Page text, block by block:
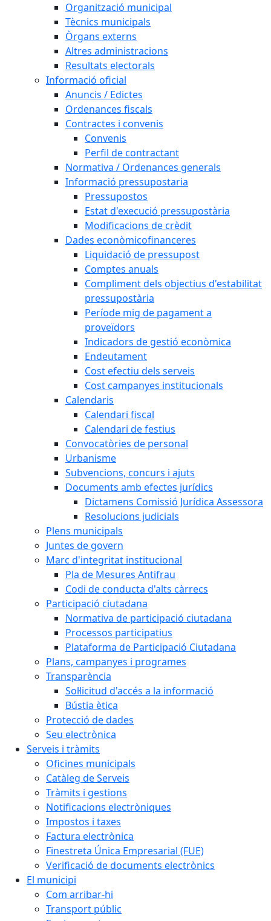
Organització municipal
Tècnics municipals
Òrgans externs
Altres administracions
Resultats electorals
Informació oficial
Anuncis / Edictes
Ordenances fiscals
Contractes i convenis
Convenis
Perfil de contractant
Normativa / Ordenances generals
Informació pressupostaria
Pressupostos
Estat d'execució pressupostària
Modificacions de crèdit
Dades econòmicofinanceres
Liquidació de pressupost
Comptes anuals
Compliment dels objectius d'estabilitat
pressupostària
Període mig de pagament a
proveïdors
Indicadors de gestió econòmica
Endeutament
Cost efectiu dels serveis
Cost campanyes institucionals
Calendaris
Calendari fiscal
Calendari de festius
Convocatòries de personal
Urbanisme
Subvencions, concurs i ajuts
Documents amb efectes jurídics
Dictamens Comissió Jurídica Assessora
Resolucions judicials
Plens municipals
Juntes de govern
Marc d'integritat institucional
Pla de Mesures Antifrau
Codi de conducta d'alts càrrecs
Participació ciutadana
Normativa de participació ciutadana
Processos participatius
Plataforma de Participació Ciutadana
Plans, campanyes i programes
Transparència
Sol·licitud d'accés a la informació
Bústia ètica
Protecció de dades
Seu electrònica
Serveis i tràmits
Oficines municipals
Catàleg de Serveis
Tràmits i gestions
Notificacions electròniques
Impostos i taxes
Factura electrònica
Finestreta Única Empresarial (FUE)
Verificació de documents electrònics
El municipi
Com arribar-hi
Transport públic